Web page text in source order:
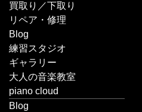
買取り／下取り
リペア・修理
Blog
練習スタジオ
ギャラリー
大人の音楽教室
piano cloud
Blog